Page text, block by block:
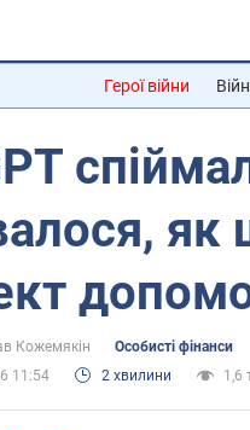
Герої війни
як
Кожемякін
Особисті фінанси
11:54
2 хвилини 1,6